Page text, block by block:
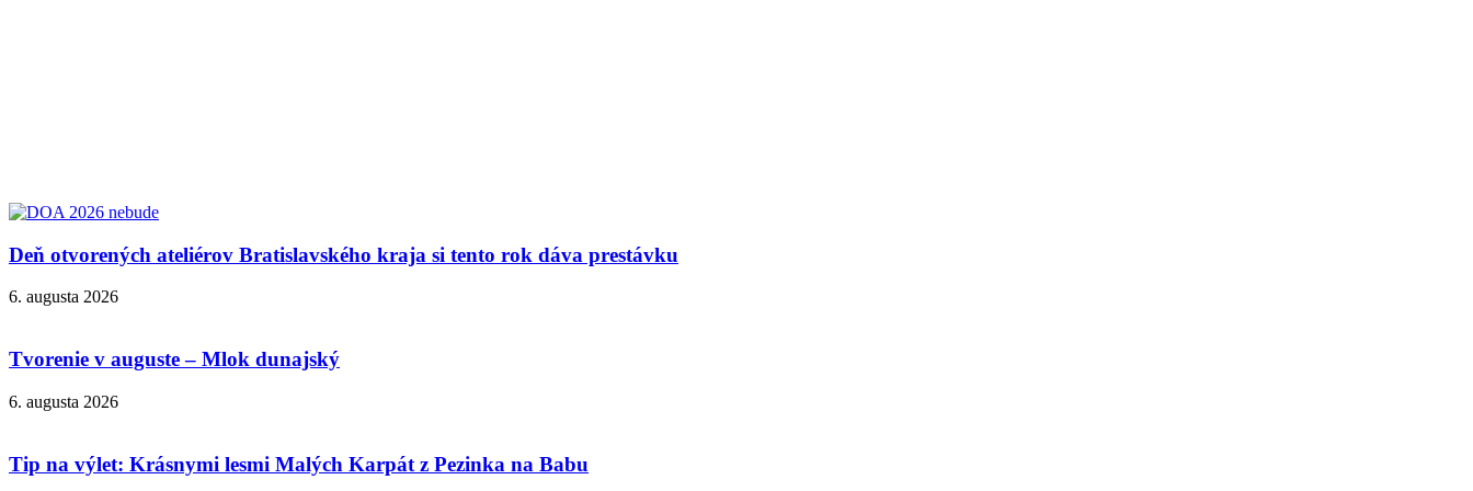
Deň otvorených ateliérov Bratislavského kraja si tento rok dáva prestávku
6. augusta 2026
Tvorenie v auguste – Mlok dunajský
6. augusta 2026
Tip na výlet: Krásnymi lesmi Malých Karpát z Pezinka na Babu